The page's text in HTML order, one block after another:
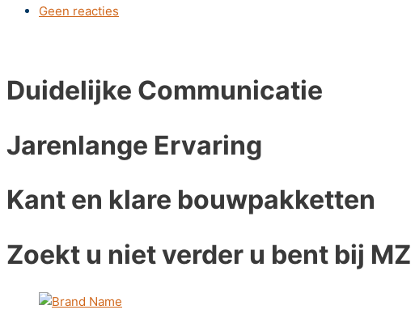
Geen reacties
Duidelijke Communicatie
Jarenlange Ervaring
Kant en klare bouwpakketten
Zoekt u niet verder u bent bij